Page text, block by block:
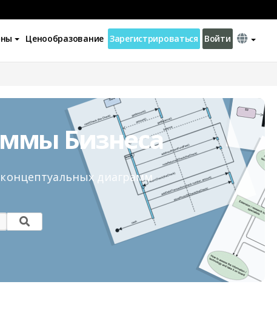
Ценообразование Зарегистрироваться Войти
Бизнеса
диаграмм